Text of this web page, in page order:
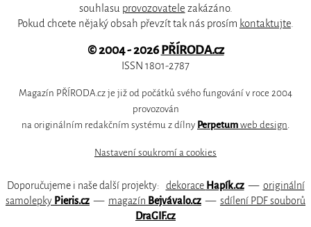
souhlasu provozovatele zakázáno.
Pokud chcete nějaký obsah převzít tak nás prosím kontaktujte.
© 2004 - 2026PŘÍRODA.cz
ISSN 1801-2787
Magazín PŘÍRODA.cz je již od počátků svého fungování v roce 2004
provozován
na originálním redakčním systému z dílny Perpetum web design
Nastavení soukromí a cookies
Doporučujeme i naše další projekty: dekorace Hapík.cz— originální
samolepky Pieris.cz — magazín Bejvávalo.cz — sdílení PDF souborů
DraGIF.cz